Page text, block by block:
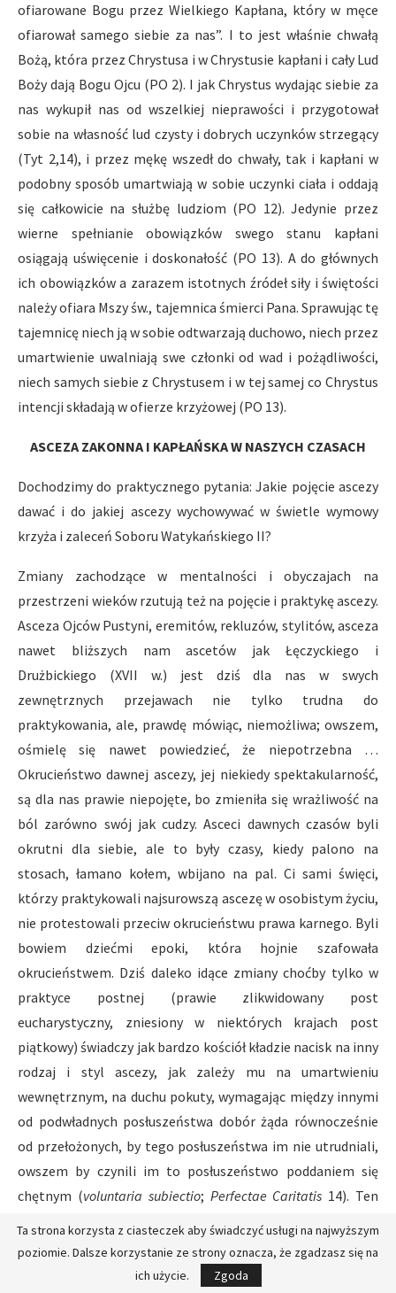
ofiarowane Bogu przez Wielkiego Kapłana, który w męce
ofiarował samego siebie za nas”. I to jest właśnie chwałą
Bożą, która przez Chrystusa i w Chrystusie kapłani i cały Lud
Boży dają Bogu Ojcu (PO 2). I jak Chrystus wydając siebie za
nas wykupił nas od wszelkiej nieprawości i przygotował
sobie na własność lud czysty i dobrych uczynków strzegący
(Tyt 2,14), i przez mękę wszedł do chwały, tak i kapłani w
podobny sposób umartwiają w sobie uczynki ciała i oddają
się całkowicie na służbę ludziom (PO 12). Jedynie przez
wierne spełnianie obowiązków swego stanu kapłani
osiągają uświęcenie i doskonałość (PO 13). A do głównych
ich obowiązków a zarazem istotnych źródeł siły i świętości
należy ofiara Mszy św., tajemnica śmierci Pana. Sprawując tę
tajemnicę niech ją w sobie odtwarzają duchowo, niech przez
umartwienie uwalniają swe członki od wad i pożądliwości,
niech samych siebie z Chrystusem i w tej samej co Chrystus
intencji składają w ofierze krzyżowej (PO 13).
ASCEZA ZAKONNA I KAPŁAŃSKA W NASZYCH CZASACH
Dochodzimy do praktycznego pytania: Jakie pojęcie ascezy
dawać i do jakiej ascezy wychowywać w świetle wymowy
krzyża i zaleceń Soboru Watykańskiego II?
Zmiany zachodzące w mentalności i obyczajach na
przestrzeni wieków rzutują też na pojęcie i praktykę ascezy.
Asceza Ojców Pustyni, eremitów, rekluzów, stylitów, asceza
nawet bliższych nam ascetów jak Łęczyckiego i
Drużbickiego (XVII w.) jest dziś dla nas w swych
zewnętrznych przejawach nie tylko trudna do
praktykowania, ale, prawdę mówiąc, niemożliwa; owszem,
ośmielę się nawet powiedzieć, że niepotrzebna …
Okrucieństwo dawnej ascezy, jej niekiedy spektakularność,
są dla nas prawie niepojęte, bo zmieniła się wrażliwość na
ból zarówno swój jak cudzy. Asceci dawnych czasów byli
okrutni dla siebie, ale to były czasy, kiedy palono na
stosach, łamano kołem, wbijano na pal. Ci sami święci,
którzy praktykowali najsurowszą ascezę w osobistym życiu,
nie protestowali przeciw okrucieństwu prawa karnego. Byli
bowiem dziećmi epoki, która hojnie szafowała
okrucieństwem. Dziś daleko idące zmiany choćby tylko w
praktyce postnej (prawie zlikwidowany post
eucharystyczny, zniesiony w niektórych krajach post
piątkowy) świadczy jak bardzo kościół kładzie nacisk na inny
rodzaj i styl ascezy, jak zależy mu na umartwieniu
wewnętrznym, na duchu pokuty, wymagając między innymi
od podwładnych posłuszeństwa dobór żąda równocześnie
od przełożonych, by tego posłuszeństwa im nie utrudniali,
owszem by czynili im to posłuszeństwo poddaniem się
chętnym (voluntaria subiectio; Perfectae Caritatis 14). Ten
szczegół świadczy, jak zmieniła się perspektywa w patrzeniu
na umartwienie. Dla podwładnych posłuszeństwo zawsze
sacrificium), ale przełożeni nie powinni tej
Ta strona korzysta z ciasteczek aby świadczyć usługi na najwyższym
poziomie. Dalsze korzystanie ze strony oznacza, że zgadzasz się na
ich użycie.
Zgoda